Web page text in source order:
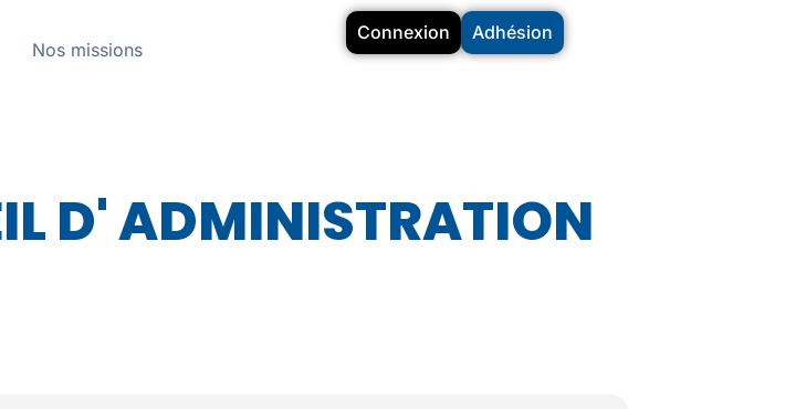
Nos missions
Connexion Adhésion
D' ADMINISTRATION